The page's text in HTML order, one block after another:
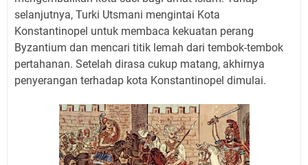
selanjutnya, Turki Utsmani mengintai Kota
Konstantinopel untuk membaca kekuatan perang
Byzantium dan mencari titik lemah dari tembok-tembok
pertahanan. Setelah dirasa cukup matang, akhirnya
penyerangan terhadap kota Konstantinopel dimulai.